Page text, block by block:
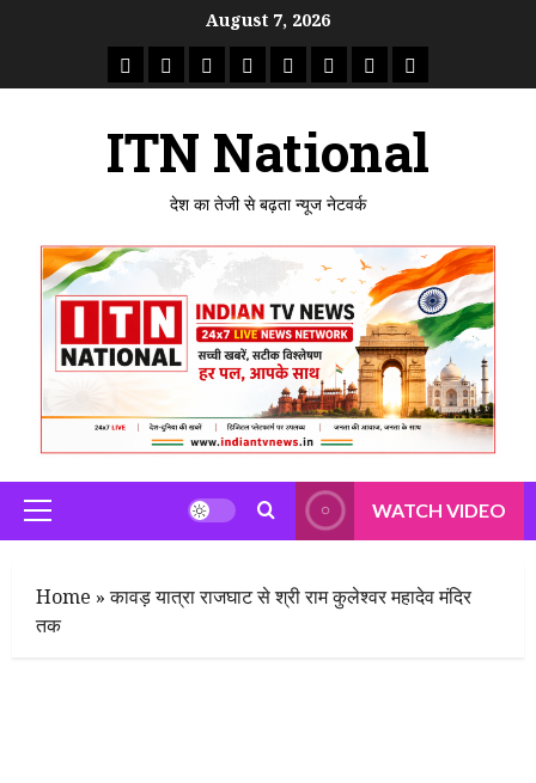
August 7, 2026
राष्ट्रीयताजा
उत्तर
मध्य
राजस्थान
पंजाब गुजरातमहाराष्ट्र
ITN National
देश का तेजी से बढ़ता न्यूज नेटवर्क
Primary
Menu
WATCH VIDEO
Home »कावड़ यात्रा राजघाट से श्री राम कुलेश्वर महादेव मंदिर
तक